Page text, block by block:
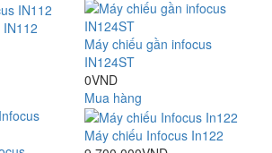
Máy chiếu gần infocus
IN124ST
0VND
Mua hàng
Máy chiếu Infocus In122